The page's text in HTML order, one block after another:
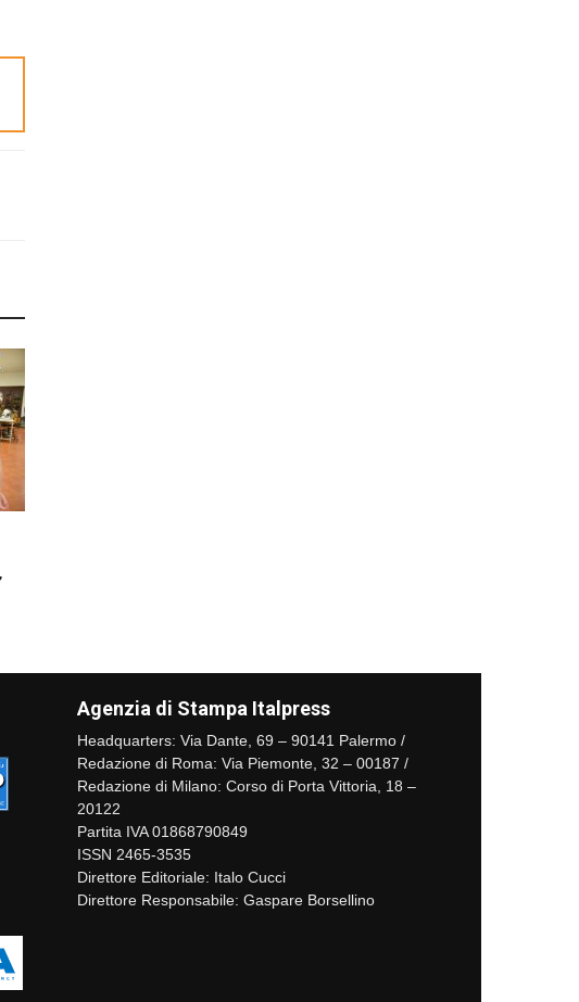
Agenzia di Stampa Italpress
Headquarters: Via Dante, 69 – 90141 Palermo /
Redazione di Roma: Via Piemonte, 32 – 00187 /
Redazione di Milano: Corso di Porta Vittoria, 18 –
20122
Partita IVA 01868790849
ISSN 2465-3535
Direttore Editoriale: Italo Cucci
Direttore Responsabile: Gaspare Borsellino